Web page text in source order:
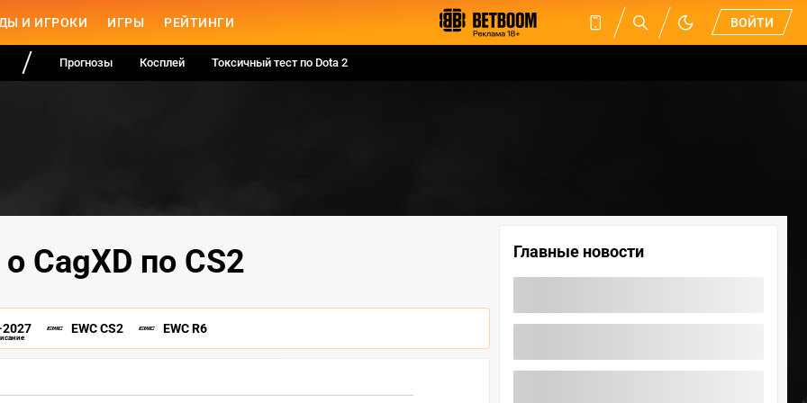
И ИГРОКИ ИГРЫ РЕЙТИНГИ ВОЙТИ
Прогнозы Косплей Токсичный тест по Dota 2
CagXD по CS2
EWC CS2 EWC R6
Главные новости